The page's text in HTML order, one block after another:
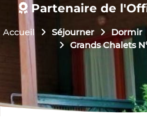
Partenaire de
Accueil Séjourner Dormir
Grands Chalets